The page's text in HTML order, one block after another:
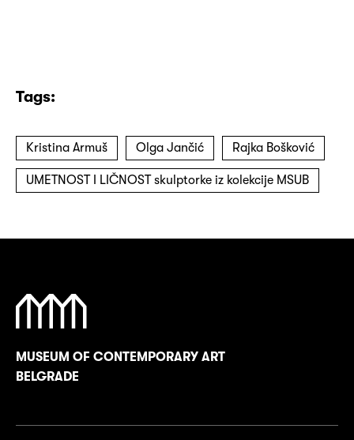
Tags:
Kristina Armuš Olga Jančić Rajka Bošković
UMETNOST I LIČNOST skulptorke iz kolekcije MSUB
MUSEUM OF CONTEMPORARY ART
BELGRADE